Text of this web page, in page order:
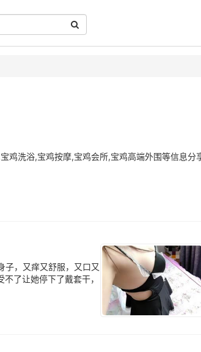
鸡洗浴,宝鸡按摩,宝鸡会所,宝鸡高端外围等信息分
子，又痒又舒服，又口又
了让她停下了戴套干，